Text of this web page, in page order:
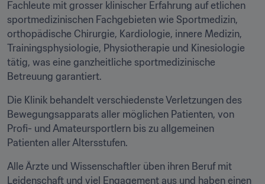
Fachleute mit grosser klinischer Erfahrung auf etlichen
sportmedizinischen Fachgebieten wie Sportmedizin,
orthopädische Chirurgie, Kardiologie, innere Medizin,
Trainingsphysiologie, Physiotherapie und Kinesiologie
tätig, was eine ganzheitliche sportmedizinische
Betreuung garantiert.
Die Klinik behandelt verschiedenste Verletzungen des
Bewegungsapparats aller möglichen Patienten, von
Profi- und Amateursportlern bis zu allgemeinen
Patienten aller Altersstufen.
Alle Ärzte und Wissenschaftler üben ihren Beruf mit
Leidenschaft und viel Engagement aus und haben einen